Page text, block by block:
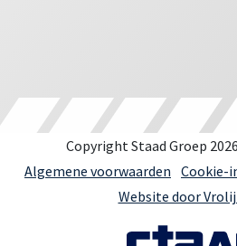
Copyright Staad Groep 2026
Algemene voorwaarden Cookie-
Website door